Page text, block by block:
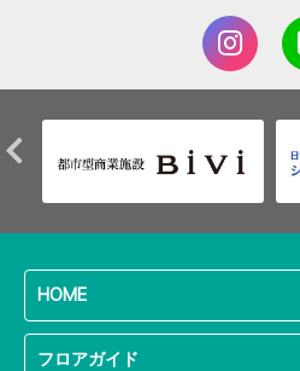
HOME
フロアガイド